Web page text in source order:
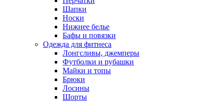
Шапки
Носки
Нижнее белье
Бафы и повязки
Одежда для фитнеса
Лонгсливы, джемперы
Футболки и рубашки
Майки и топы
Брюки
Лосины
Шорты